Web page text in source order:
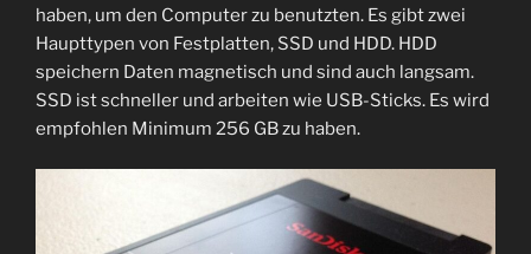
haben, um den Computer zu benutzten. Es gibt zwei
Haupttypen von Festplatten, SSD und HDD. HDD
speichern Daten magnetisch und sind auch langsam.
SSD ist schneller und arbeiten wie USB-Sticks. Es wird
empfohlen Minimum 256 GB zu haben.